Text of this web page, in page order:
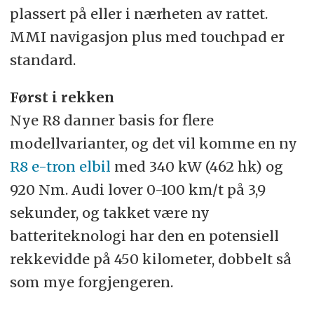
plassert på eller i nærheten av rattet.
MMI navigasjon plus med touchpad er
standard.
Først i rekken
Nye R8 danner basis for flere
modellvarianter, og det vil komme en ny
R8 e-tron elbil med 340 kW (462 hk) og
920 Nm. Audi lover 0-100 km/t på 3,9
sekunder, og takket være ny
batteriteknologi har den en potensiell
rekkevidde på 450 kilometer, dobbelt så
som mye forgjengeren.